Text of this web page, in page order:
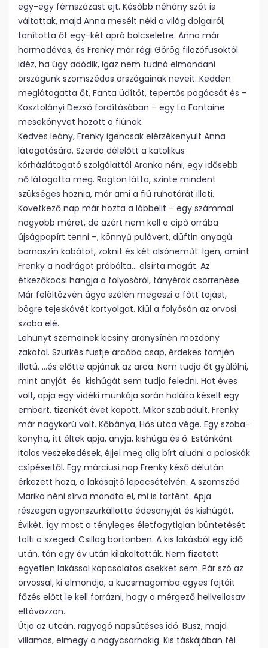
egy-egy fémszázast ejt. Később néhány szót is
váltottak, majd Anna mesélt néki a világ dolgairól,
tanította őt egy-két apró bölcseletre. Anna már
harmadéves, és Frenky már régi Görög filozófusoktól
idéz, ha úgy adódik, igaz nem tudná elmondani
országunk szomszédos országainak neveit. Kedden
meglátogatta őt, Fanta üdítőt, tepertős pogácsát és –
Kosztolányi Dezső fordításában – egy La Fontaine
mesekönyvet hozott a fiúnak.
Kedves leány, Frenky igencsak elérzékenyült Anna
látogatására. Szerda délelőtt a katolikus
kórházlátogató szolgálattól Aranka néni, egy idősebb
nő látogatta meg. Rögtön látta, szinte mindent
szükséges hoznia, már ami a fiú ruhatárát illeti.
Következő nap már hozta a lábbelit – egy számmal
nagyobb méret, de azért nem kell a cipő orrába
újságpapírt tenni –, könnyű pulóvert, düftin anyagú
barnaszín kabátot, zoknit és két alsóneműt. Igen, amint
Frenky a nadrágot próbálta… elsírta magát. Az
étkezőkocsi hangja a folyosóról, tányérok csörrenése.
Már felöltözvén ágya szélén megeszi a főtt tojást,
bögre tejeskávét kortyolgat. Kiül a folyósón az orvosi
szoba elé.
Lehunyt szemeinek kicsiny aranysínén mozdony
zakatol. Szürkés füstje arcába csap, érdekes tömjén
illatú. …és előtte apjának az arca. Nem tudja őt gyűlölni,
mint anyját és kishúgát sem tudja feledni. Hat éves
volt, apja egy vidéki munkája során halálra késelt egy
embert, tizenkét évet kapott. Mikor szabadult, Frenky
már nagykorú volt. Kőbánya, Hős utca vége. Egy szoba-
konyha, itt éltek apja, anyja, kishúga és ő. Esténként
italos veszekedések, éjjel meg alig bírt aludni a poloskák
csípéseitől. Egy márciusi nap Frenky késő délután
érkezett haza, a lakásajtó lepecsételvén. A szomszéd
Marika néni sírva mondta el, mi is történt. Apja
részegen agyonszurkállotta édesanyját és kishúgát,
Évikét. Így most a tényleges életfogytiglan büntetését
tölti a szegedi Csillag börtönben. A kis lakásból egy idő
után, tán egy év után kilakoltatták. Nem fizetett
egyetlen lakással kapcsolatos csekket sem. Pár szó az
orvossal, ki elmondja, a kucsmagomba egyes fajtáit
főzés előtt le kell forrázni, hogy a mérgező hellvellasav
eltávozzon.
Útja az utcán, ragyogó napsütéses idő. Busz, majd
villamos, elmegy a nagycsarnokig. Kis táskájában fél